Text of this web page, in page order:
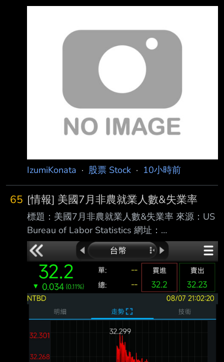
https://www.setn.com/news/1885776 發布時
綜合報導 原文內容： 一名網友日前透露，花
200萬本金，一路滾到400萬後，再貸600萬，
全投入股市，沒想到全 買在高點，其中最慘的
就是國巨（2327）。由於國巨近來從高點1200
多元，一路狂跌，讓不 少買到高點的投資人叫
苦，然分析師斷言，現在該檔跌到500元，還不
會是最底。 針對近期台股盤勢
IzumiKonata · 股票 Stock · 10小時前
65 [情報] 美國7月非農就業人數&失業率
標題：美國7月非農就業人數&失業率 來源：US
Bureau of Labor Statistics 網址：
https://www.bls.gov/ 內文： 美國7月非農就業
人口 前值修正為2.0萬（原公布5.7萬） 預期8.0
萬 公佈為-2.3萬 美國7月失業率 前值 4.2% 預
期 4.2% 公佈 4.1% 越爛越噴，升息機會降低，
台指期夜盤先向上一根？ ----- Sent from JPTT
on my iPhone --